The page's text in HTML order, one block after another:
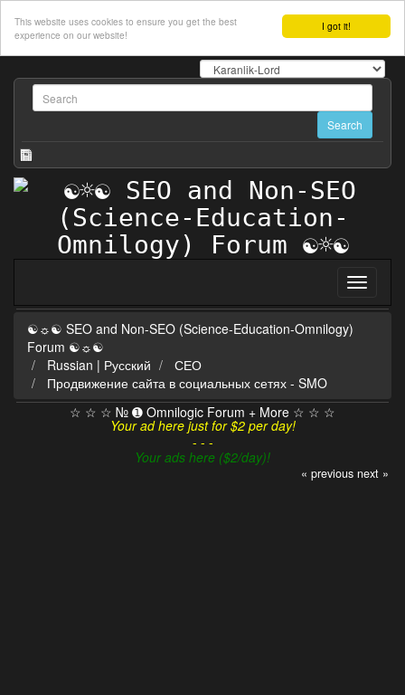
I got it!
This website uses cookies to ensure you get the best
experience on our website!
☯☼☯ SEO and Non-SEO (Science-Education-Omnilogy)
Forum ☯☼☯
Russian | Русский
СЕО
Продвижение сайта в социальных сетях - SMO
☆ ☆ ☆ № ➊ Omnilogic Forum + More ☆ ☆ ☆
Your ad here just for $2 per day!
- - -
Your ads here ($2/day)!
« previous next »